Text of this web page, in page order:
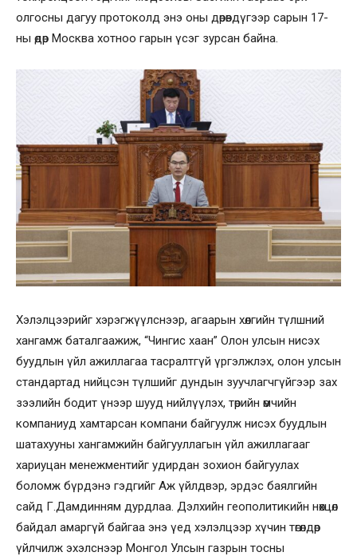
олгосны дагуу протоколд энэ оны дөрөвдүгээр сарын 17-
ны өдөр Москва хотноо гарын үсэг зурсан байна.
Хэлэлцээрийг хэрэгжүүлснээр, агаарын хөлгийн түлшний
хангамж баталгаажиж, “Чингис хаан” Олон улсын нисэх
буудлын үйл ажиллагаа тасралтгүй үргэлжлэх, олон улсын
стандартад нийцсэн түлшийг дундын зуучлагчгүйгээр зах
зээлийн бодит үнээр шууд нийлүүлэх, төрийн өмчийн
компаниуд хамтарсан компани байгуулж нисэх буудлын
шатахууны хангамжийн байгууллагын үйл ажиллагааг
хариуцан менежментийг удирдан зохион байгуулах
боломж бүрдэнэ гэдгийг Аж үйлдвэр, эрдэс баялгийн
сайд Г.Дамдинням дурдлаа. Дэлхийн геополитикийн нөхцөл
байдал амаргүй байгаа энэ үед хэлэлцээр хүчин төгөлдөр
үйлчилж эхэлснээр Монгол Улсын газрын тосны